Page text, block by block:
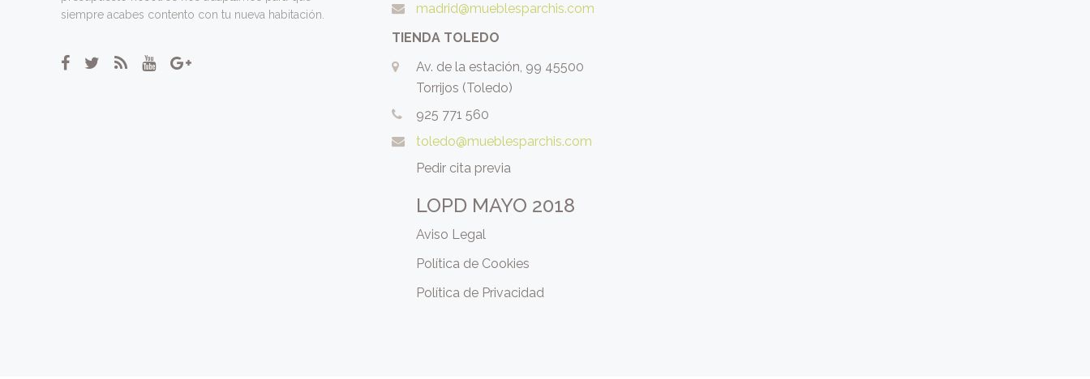
siempre acabes contento con tu nueva habitación.
madrid@mueblesparchis.com
TIENDA TOLEDO
Av. de la estación, 99 45500
Torrijos (Toledo)
925 771 560
toledo@mueblesparchis.com
Pedir cita previa
LOPD MAYO 2018
Aviso Legal
Política de Cookies
Política de Privacidad